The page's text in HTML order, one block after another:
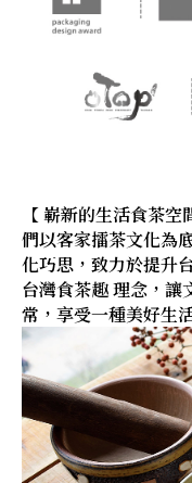
【 嶄新的生活食茶
們以客家擂茶文化為
化巧思，致力於提升
台灣食茶趣 理念，讓
常，享受一種美好生